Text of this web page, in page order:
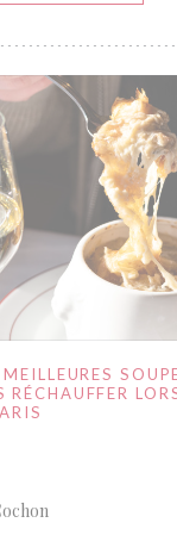
RÉCHAUFFER